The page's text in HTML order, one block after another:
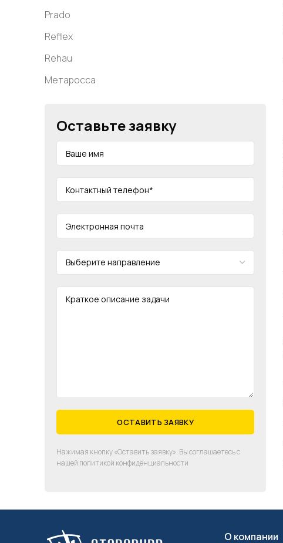
Prado
Reflex
Rehau
Метаросса
Оставьте заявку
Нажимая кнопку «Оставить заявку», Вы соглашаетесь с
нашей политикой конфиденциальности
О компании